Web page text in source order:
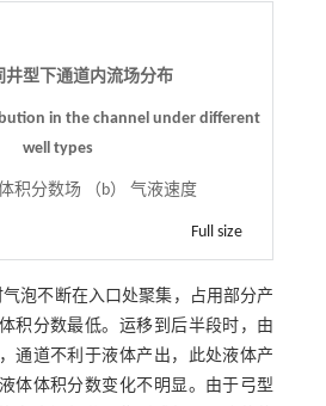
井型下通道内流场分布
in the channel under different
well types
体积分数场 （b） 气液速度
Full size
泡不断在入口处聚集，占用部分产
积分数最低。运移到后半段时，由
通道不利于液体产出，此处液体产
体体积分数变化不明显。由于弓型